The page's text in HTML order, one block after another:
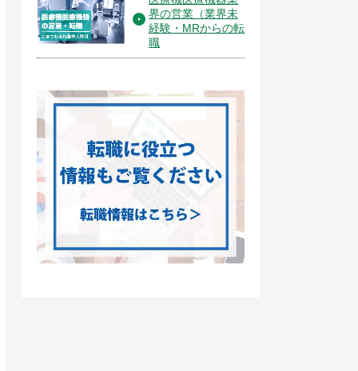
界の営業（業界未
経験・MRからの転
職